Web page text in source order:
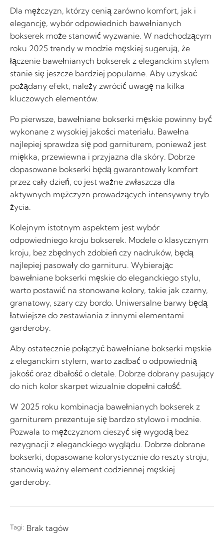
Dla mężczyzn, którzy cenią zarówno komfort, jak i
elegancję, wybór odpowiednich bawełnianych
bokserek może stanowić wyzwanie. W nadchodzącym
roku 2025 trendy w modzie męskiej sugerują, że
łączenie bawełnianych bokserek z eleganckim stylem
stanie się jeszcze bardziej popularne. Aby uzyskać
pożądany efekt, należy zwrócić uwagę na kilka
kluczowych elementów.
Po pierwsze, bawełniane bokserki męskie powinny być
wykonane z wysokiej jakości materiału. Bawełna
najlepiej sprawdza się pod garniturem, ponieważ jest
miękka, przewiewna i przyjazna dla skóry. Dobrze
dopasowane bokserki będą gwarantowały komfort
przez cały dzień, co jest ważne zwłaszcza dla
aktywnych mężczyzn prowadzących intensywny tryb
życia.
Kolejnym istotnym aspektem jest wybór
odpowiedniego kroju bokserek. Modele o klasycznym
kroju, bez zbędnych zdobień czy nadruków, będą
najlepiej pasowały do garnituru. Wybierając
bawełniane bokserki męskie do eleganckiego stylu,
warto postawić na stonowane kolory, takie jak czarny,
granatowy, szary czy bordo. Uniwersalne barwy będą
łatwiejsze do zestawiania z innymi elementami
garderoby.
Aby ostatecznie połączyć bawełniane bokserki męskie
z eleganckim stylem, warto zadbać o odpowiednią
jakość oraz dbałość o detale. Dobrze dobrany pasujący
do nich kolor skarpet wizualnie dopełni całość.
W 2025 roku kombinacja bawełnianych bokserek z
garniturem prezentuje się bardzo stylowo i modnie.
Pozwala to mężczyznom cieszyć się wygodą bez
rezygnacji z eleganckiego wyglądu. Dobrze dobrane
bokserki, dopasowane kolorystycznie do reszty stroju,
stanowią ważny element codziennej męskiej
garderoby.
Tagi: Brak tagów